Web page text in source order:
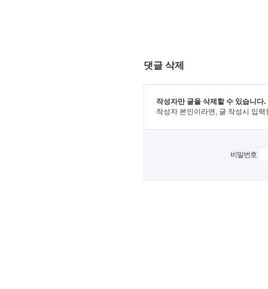
댓글 삭제
작성자만 글을 삭제할 수 있습니다.
작성자 본인이라면, 글 작성시 입
비밀번호